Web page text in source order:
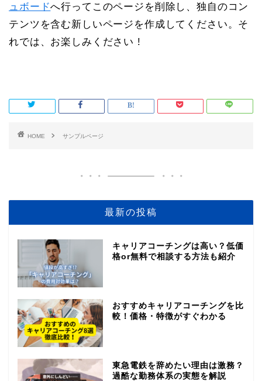
ュボードへ行ってこのページを削除し、独自のコン
テンツを含む新しいページを作成してください。そ
れでは、お楽しみください !
HOME サンプルページ
最新の投稿
キャリアコーチングは高い？低価
格or無料で相談する方法も紹介
おすすめキャリアコーチングを比
較！価格・特徴がすぐわかる
東急電鉄を辞めたい理由は激務？
過酷な勤務体系の実態を解説